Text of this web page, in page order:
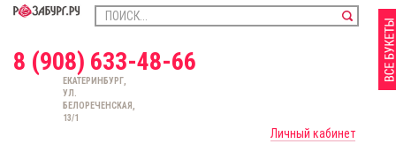
8 (908) 633-48-66
ЕКАТЕРИНБУРГ,
УЛ.
БЕЛОРЕЧЕНСКАЯ,
13/1
Личный кабинет